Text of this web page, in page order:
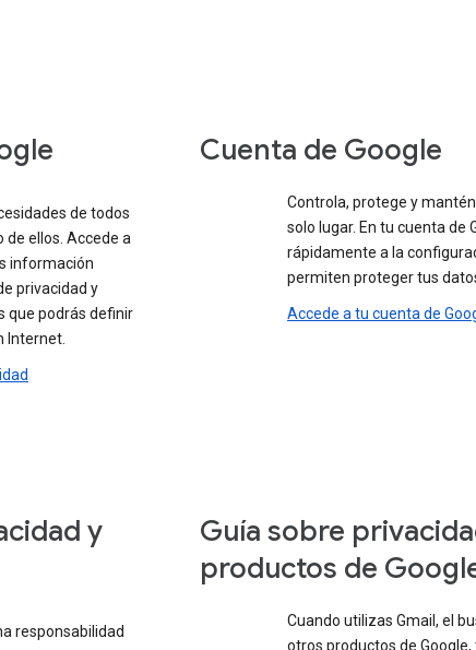
de todos
de ellos. Accede a
información
privacidad y
que podrás definir
Internet.
Cuenta de Google
Controla, protege y
solo lugar. En tu cuenta de
rápidamente a la
permiten proteger tus
Accede a tu cuenta de
y
responsabilidad
Guía sobre
productos de
Cuando utilizas Gmail, el
otros productos de